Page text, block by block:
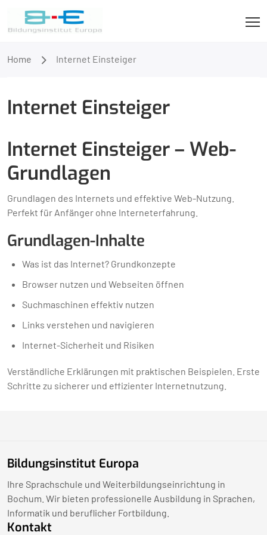
Home Internet Einsteiger
Internet Einsteiger
Internet Einsteiger – Web-
Grundlagen
Grundlagen des Internets und effektive Web-Nutzung.
Perfekt für Anfänger ohne Interneterfahrung.
Grundlagen-Inhalte
Was ist das Internet? Grundkonzepte
Browser nutzen und Webseiten öffnen
Suchmaschinen effektiv nutzen
Links verstehen und navigieren
Internet-Sicherheit und Risiken
Verständliche Erklärungen mit praktischen Beispielen. Erste
Schritte zu sicherer und effizienter Internetnutzung.
Bildungsinstitut Europa
Ihre Sprachschule und Weiterbildungseinrichtung in
Bochum. Wir bieten professionelle Ausbildung in Sprachen,
Informatik und beruflicher Fortbildung.
Kontakt